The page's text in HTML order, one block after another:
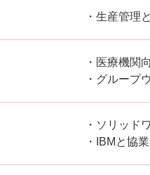
⽣産管理
医療機関
グループ
ソリッド
IBMと協